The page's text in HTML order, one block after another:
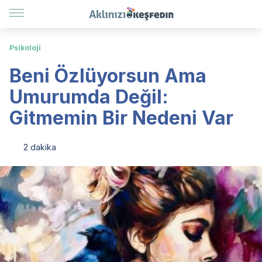
Psikoloji
Beni Özlüyorsun Ama
Umurumda Değil:
Gitmemin Bir Nedeni Var
2 dakika